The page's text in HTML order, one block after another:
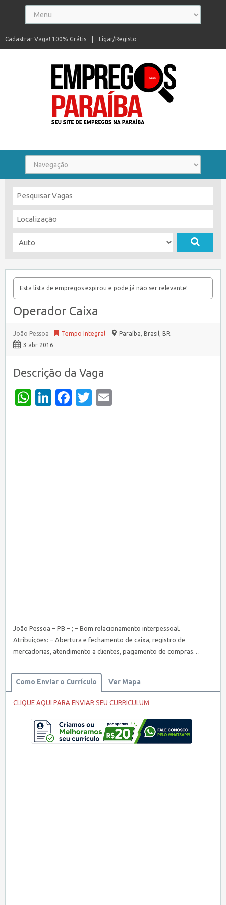
Ligar/Registo
Cadastrar Vaga! 100% Grátis
Esta lista de empregos expirou e pode já não ser relevante!
Operador Caixa
João Pessoa Tempo Integral Paraíba, Brasil, BR
3 abr 2016
Descrição da Vaga
WhatsApp
LinkedIn
Facebook
Twitter
João Pessoa – PB – ; – Bom relacionamento interpessoal.
Atribuições: – Abertura e fechamento de caixa, registro de
mercadorias, atendimento a clientes, pagamento de compras…
Como Enviar o Currículo Ver Mapa
CLIQUE AQUI PARA ENVIAR SEU CURRICULUM